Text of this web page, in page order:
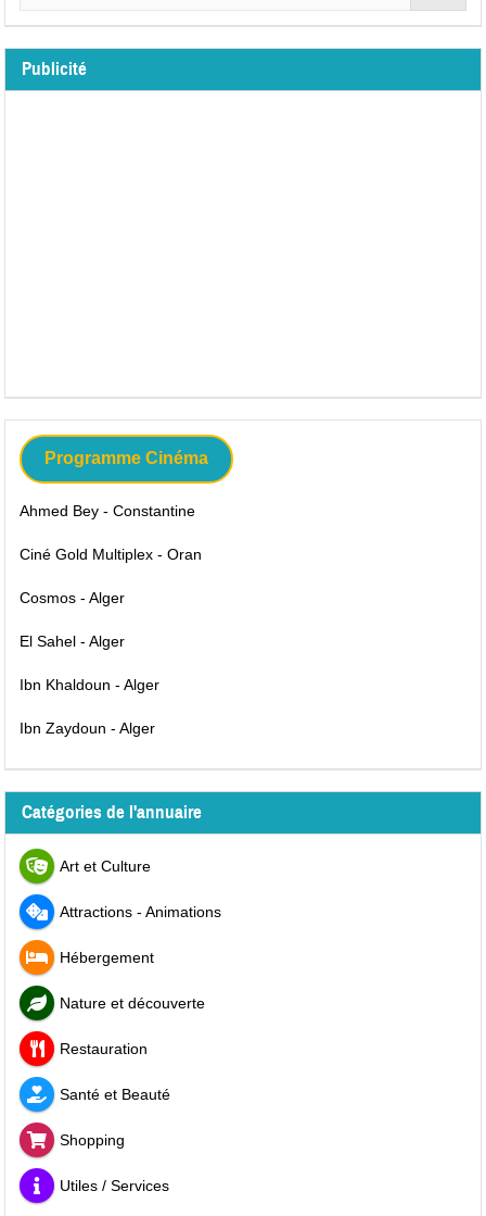
Publicité
Programme Cinéma
Ahmed Bey - Constantine
Ciné Gold Multiplex - Oran
Cosmos - Alger
El Sahel - Alger
Ibn Khaldoun - Alger
Ibn Zaydoun - Alger
Catégories de l'annuaire
Art et Culture
Attractions - Animations
Hébergement
Nature et découverte
Restauration
Santé et Beauté
Shopping
Utiles / Services